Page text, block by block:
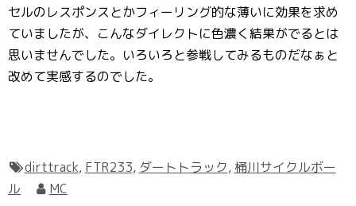
セルのレスポンスとかフィーリング的な薄いに効果を求め
ていましたが、こんなダイレクトに色濃く結果がでるとは
思いませんでした。いろいろと参戦してみるものだなぁと
改めて実感するのでした。
dirttrack, FTR233, ダートトラック, 桶川サイクルボー
ル
MC